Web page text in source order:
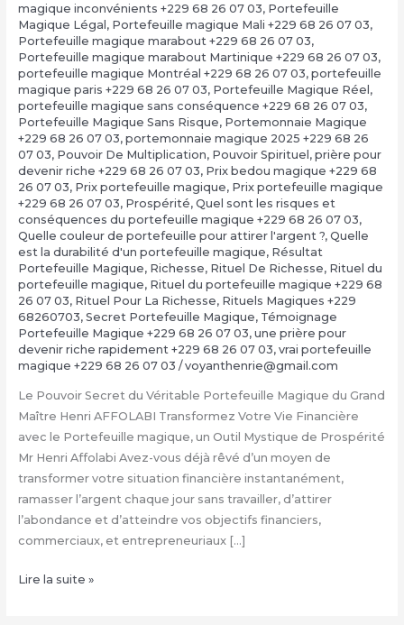
magique inconvénients +229 68 26 07 03, Portefeuille
Magique Légal, Portefeuille magique Mali +229 68 26 07 03,
Portefeuille magique marabout +229 68 26 07 03,
Portefeuille magique marabout Martinique +229 68 26 07 03,
portefeuille magique Montréal +229 68 26 07 03, portefeuille
magique paris +229 68 26 07 03, Portefeuille Magique Réel,
portefeuille magique sans conséquence +229 68 26 07 03,
Portefeuille Magique Sans Risque, Portemonnaie Magique
+229 68 26 07 03, portemonnaie magique 2025 +229 68 26
07 03, Pouvoir De Multiplication, Pouvoir Spirituel, prière pour
devenir riche +229 68 26 07 03, Prix bedou magique +229 68
26 07 03, Prix portefeuille magique, Prix portefeuille magique
+229 68 26 07 03, Prospérité, Quel sont les risques et
conséquences du portefeuille magique +229 68 26 07 03,
Quelle couleur de portefeuille pour attirer l'argent ?, Quelle
est la durabilité d'un portefeuille magique, Résultat
Portefeuille Magique, Richesse, Rituel De Richesse, Rituel du
portefeuille magique, Rituel du portefeuille magique +229 68
26 07 03, Rituel Pour La Richesse, Rituels Magiques +229
68260703, Secret Portefeuille Magique, Témoignage
Portefeuille Magique +229 68 26 07 03, une prière pour
devenir riche rapidement +229 68 26 07 03, vrai portefeuille
magique +229 68 26 07 03 /voyanthenrie@gmail.com
Le Pouvoir Secret du Véritable Portefeuille Magique du Grand
Maître Henri AFFOLABI Transformez Votre Vie Financière
avec le Portefeuille magique, un Outil Mystique de Prospérité
Mr Henri Affolabi Avez-vous déjà rêvé d’un moyen de
transformer votre situation financière instantanément,
ramasser l’argent chaque jour sans travailler, d’attirer
l’abondance et d’atteindre vos objectifs financiers,
commerciaux, et entrepreneuriaux […]
Comment
Lire la suite »